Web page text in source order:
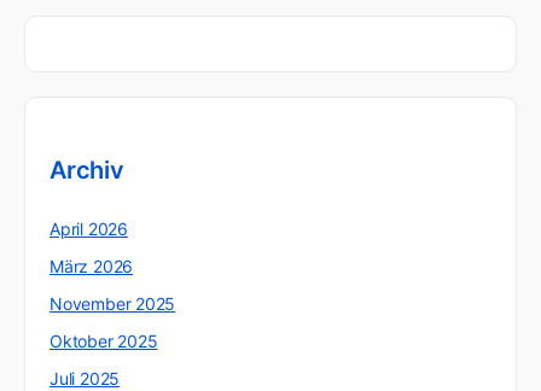
Archiv
April 2026
März 2026
November 2025
Oktober 2025
Juli 2025